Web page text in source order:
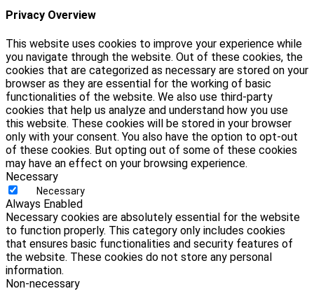
Privacy Overview
This website uses cookies to improve your experience while
you navigate through the website. Out of these cookies, the
cookies that are categorized as necessary are stored on your
browser as they are essential for the working of basic
functionalities of the website. We also use third-party
cookies that help us analyze and understand how you use
this website. These cookies will be stored in your browser
only with your consent. You also have the option to opt-out
of these cookies. But opting out of some of these cookies
may have an effect on your browsing experience.
Necessary
Necessary
Always Enabled
Necessary cookies are absolutely essential for the website
to function properly. This category only includes cookies
that ensures basic functionalities and security features of
the website. These cookies do not store any personal
information.
Non-necessary